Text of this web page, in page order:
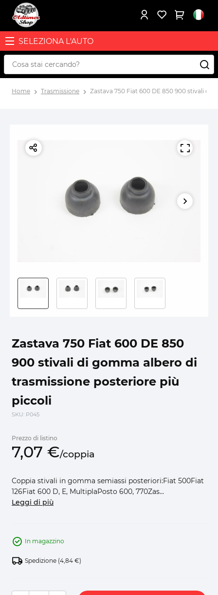
SELEZIONA L'AUTO
Home Trasmissione Zastava 750 Fiat 600 DE 850 900 stivali di
Zastava 750 Fiat 600 DE 850
900 stivali di gomma albero di
trasmissione posteriore più
piccoli
SKU: P045
Prezzo di listino
7,07 €/coppia
Coppia stivali in gomma semiassi posteriori:Fiat 500Fiat
126Fiat 600 D, E, MultiplaPosto 600, 770Zas...
Leggi di più
In magazzino
Spedizione (4,84 €)